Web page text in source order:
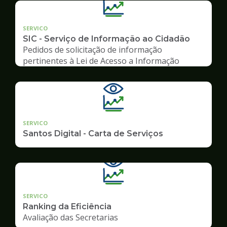
SERVICO
SIC - Serviço de Informação ao Cidadão
Pedidos de solicitação de informação
pertinentes à Lei de Acesso a Informação
SERVICO
Santos Digital - Carta de Serviços
SERVICO
Ranking da Eficiência
Avaliação das Secretarias